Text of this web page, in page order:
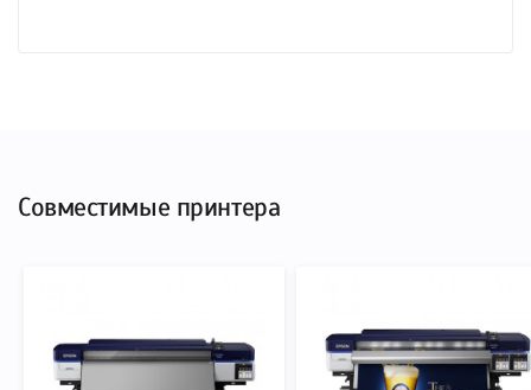
выбора .
Совместимые принтера